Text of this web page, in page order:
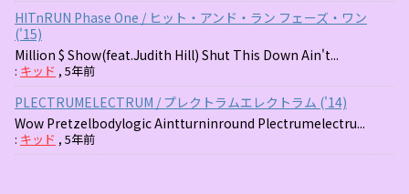
HITnRUN Phase One / ヒット・アンド・ラン フェーズ・ワン
('15)
Million $ Show(feat.Judith Hill) Shut This Down Ain't...
: キッド , 5年前
PLECTRUMELECTRUM / プレクトラムエレクトラム ('14)
Wow Pretzelbodylogic Aintturninround Plectrumelectru...
: キッド , 5年前